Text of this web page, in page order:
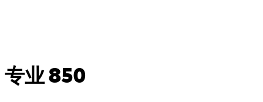
专业 850